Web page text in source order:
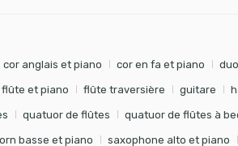
cor anglais et piano cor en fa et piano
flûte et piano flûte traversière guitare
quatuor de flûtes quatuor de flûtes à
basse et piano saxophone alto et piano